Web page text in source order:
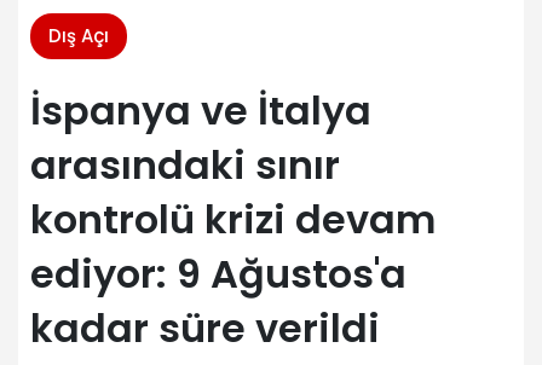
Dış Açı
İspanya ve İtalya
arasındaki sınır
kontrolü krizi devam
ediyor: 9 Ağustos'a
kadar süre verildi